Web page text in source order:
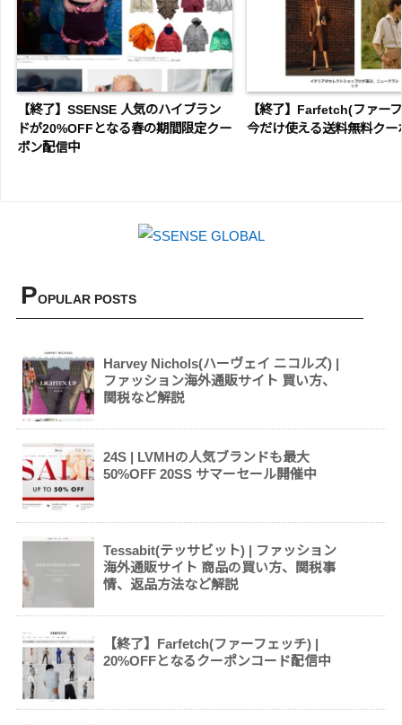
【終了】SSENSE 人気のハイブラン
ドが20%OFFとなる春の期間限定クー
ポン配信中
【終了】Farfetch(ファー
今だけ使える送料無料クー
POPULAR POSTS
Harvey Nichols(ハーヴェイ ニコルズ) |
ファッション海外通販サイト 買い方、
関税など解説
24S | LVMHの人気ブランドも最大
50%OFF 20SS サマーセール開催中
Tessabit(テッサビット) | ファッション
海外通販サイト 商品の買い方、関税事
情、返品方法など解説
【終了】Farfetch(ファーフェッチ) |
20%OFFとなるクーポンコード配信中